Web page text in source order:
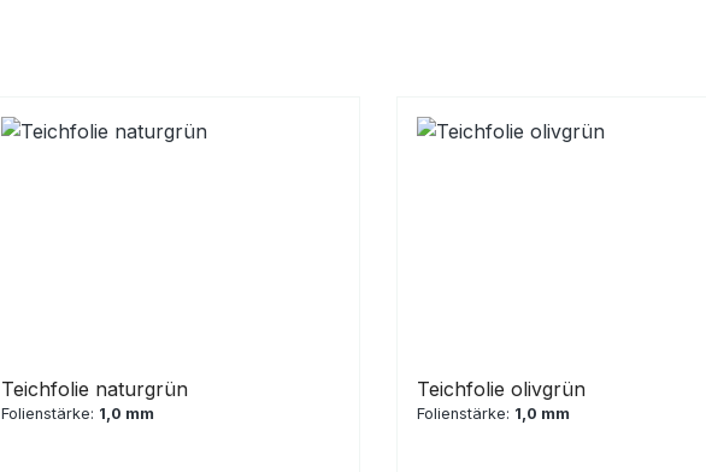
Teichfolie naturgrün
Folienstärke: 1,0 mm
Teichfolie olivgrün
Folienstärke: 1,0 mm